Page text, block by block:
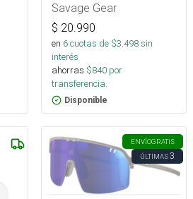
Savage Gear
$ 20.990
en 6cuotas de $3.498sin
interés
ahorras $840 por
transferencia.
Disponible
ENVÍOGRATIS
ÚLTIMAS3